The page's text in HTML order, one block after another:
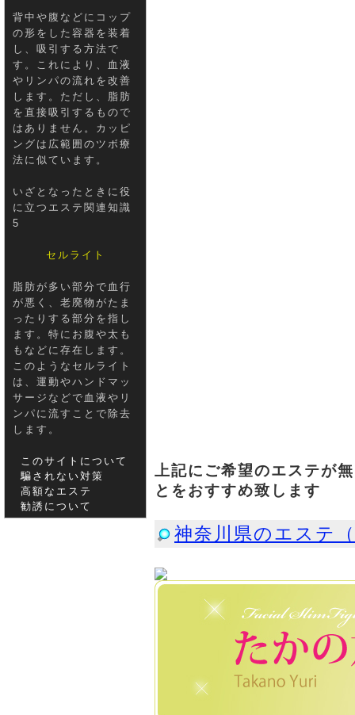
背中や腹などにコップ
の形をした容器を装着
し、吸引する方法で
す。これにより、血液
やリンパの流れを改善
します。ただし、脂肪
を直接吸引するもので
はありません。カッピ
ングは広範囲のツボ療
法に似ています。
いざとなったときに役
に立つエステ関連知識
5
セルライト
脂肪が多い部分で血行
が悪く、老廃物がたま
ったりする部分を指し
ます。特にお腹や太も
もなどに存在します。
このようなセルライト
は、運動やハンドマッ
サージなどで血液やリ
ンパに流すことで除去
します。
このサイトについて
騙されない対策
高額なエステ
勧誘について
上記にご希望のエステが
とをおすすめ致します
神奈川県のエステ